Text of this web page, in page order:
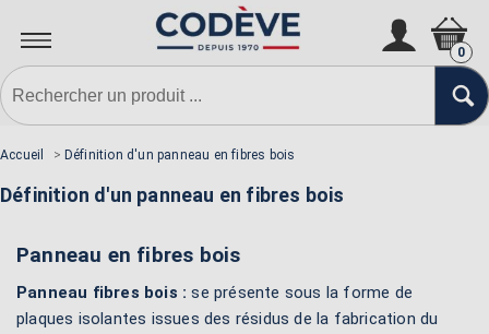
0
Accueil > Définition d'un panneau en fibres bois
Définition d'un panneau en fibres bois
Panneau en fibres bois
Panneau fibres bois : se présente sous la forme de
plaques isolantes issues des résidus de la fabrication du